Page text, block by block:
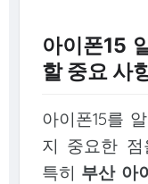
아이폰15
할 중요 사
아이폰15를
지 중요한 점
특히 부산 아